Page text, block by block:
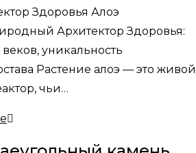
Здоровья Алоэ
Архитектор Здоровья:
уникальность
Растение алоэ — это живой
чьи…
Алоэ